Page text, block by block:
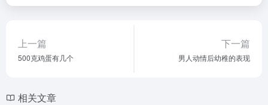
上一篇
500克鸡蛋有几个
下一篇
男人动情后幼稚的表现
相关文章